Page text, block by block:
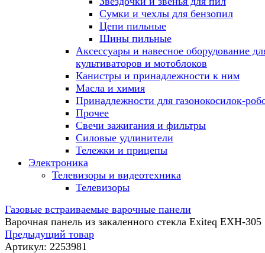
Сумки и чехлы для бензопил
Цепи пильные
Шины пильные
Аксессуары и навесное оборудование
культиваторов и мотоблоков
Канистры и принадлежности к ним
Масла и химия
Принадлежности для газонокосилок-
Прочее
Свечи зажигания и фильтры
Силовые удлинители
Тележки и прицепы
Электроника
Телевизоры и видеотехника
Телевизоры
Газовые встраиваемые варочные панели
Варочная панель из закаленного стекла Exiteq EXH-305
Предыдущий товар
Артикул: 2253981